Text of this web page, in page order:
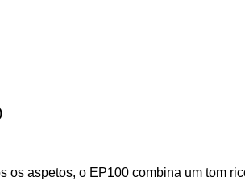
os aspetos, o EP100 combina um tom